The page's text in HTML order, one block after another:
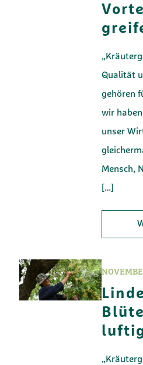
Qualität
gehören
wir
unser
Mensch,
[…]